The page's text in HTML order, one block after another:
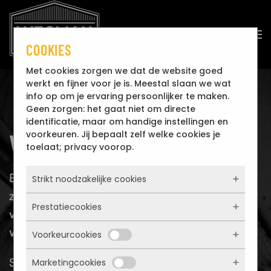
VACATURES
Bij Wegman Stucadoors zijn we regelmatig op
zoek naar nieuwe collega’s om ons team te
versterken. Hieronder vind je onze actuele
vacatures.
Staat jouw functie er niet bij, maar heb je
COOKIES
Met cookies zorgen we dat de website goed
werkt en fijner voor je is. Meestal slaan we wat
info op om je ervaring persoonlijker te maken.
Geen zorgen: het gaat niet om directe
identificatie, maar om handige instellingen en
voorkeuren. Jij bepaalt zelf welke cookies je
toelaat; privacy voorop.
Strikt noodzakelijke cookies
Deze cookies zorgen ervoor dat de website
überhaupt werkt. Ze zijn dus altijd actief en
kunnen niet worden uitgezet. Meestal
worden ze alleen geplaatst als jij iets doet,
zoals inloggen, een formulier invullen of je
Prestatiecookies
Met deze cookies zien we hoe vaak onze
site bezocht wordt, waar bezoekers
vandaan komen en welke pagina’s populair
Voorkeurcookies
Deze cookies onthouden jouw voorkeuren.
Marketingcookies